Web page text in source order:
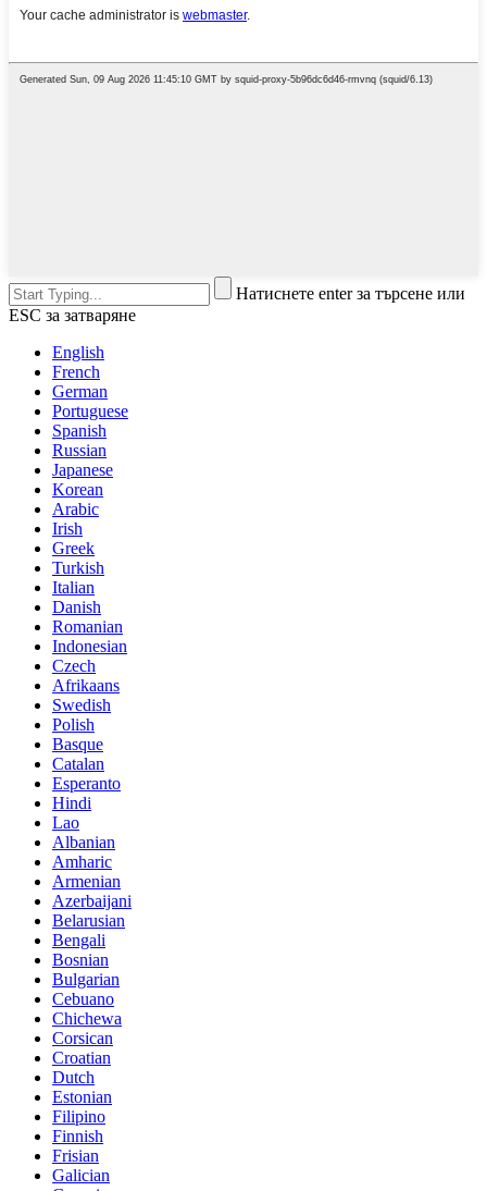
Натиснете enter за търсене или
ESC за затваряне
English
French
German
Portuguese
Spanish
Russian
Japanese
Korean
Arabic
Irish
Greek
Turkish
Italian
Danish
Romanian
Indonesian
Czech
Afrikaans
Swedish
Polish
Basque
Catalan
Esperanto
Hindi
Lao
Albanian
Amharic
Armenian
Azerbaijani
Belarusian
Bengali
Bosnian
Bulgarian
Cebuano
Chichewa
Corsican
Croatian
Dutch
Estonian
Filipino
Finnish
Frisian
Galician